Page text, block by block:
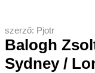
szerző: Pjotr
Balogh
Sydney /